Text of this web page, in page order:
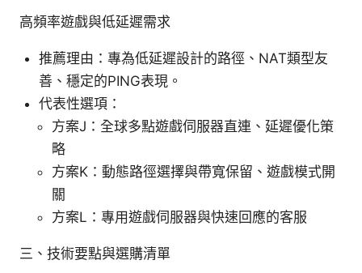
高頻率遊戲與低延遲需求
推薦理由：專為低延遲設計的路徑、NAT類型友
善、穩定的PING表現。
代表性選項：
方案J：全球多點遊戲伺服器直連、延遲優化策
略
方案K：動態路徑選擇與帶寬保留、遊戲模式開
關
方案L：專用遊戲伺服器與快速回應的客服
三、技術要點與選購清單